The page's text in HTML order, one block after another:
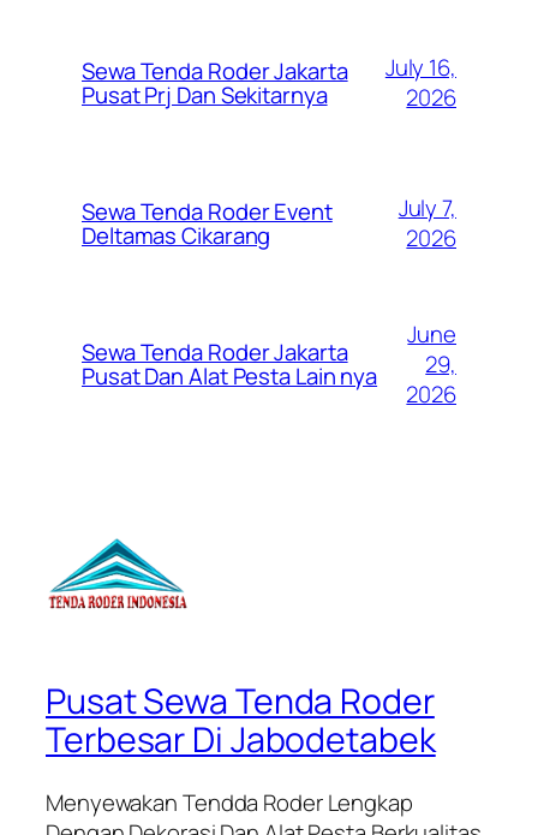
Sewa Tenda Roder Jakarta
Pusat Prj Dan Sekitarnya
July 16,
2026
Sewa Tenda Roder Event
Deltamas Cikarang
July 7,
2026
Sewa Tenda Roder Jakarta
Pusat Dan Alat Pesta Lain nya
June
29,
2026
Pusat Sewa Tenda Roder
Terbesar Di Jabodetabek
Menyewakan Tendda Roder Lengkap